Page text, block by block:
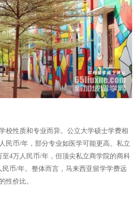
校性质和专业而异。公立大学硕士学费相
民币/年，部分专业如医学可能更高。私立
4万人民币/年，但顶尖私立商学院的商科
币/年。整体而言，马来西亚留学学费远
性价比。